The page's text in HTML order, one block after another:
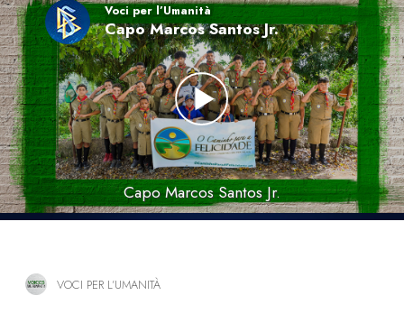
Capo Marcos Santos Jr.
Voci per l’Umanità
Capo Marcos Santos Jr.
VOCI PER L’UMANITÀ